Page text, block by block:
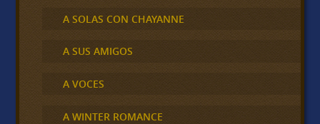
A SOLAS CON CHAYANNE
A SUS AMIGOS
A VOCES
A WINTER ROMANCE